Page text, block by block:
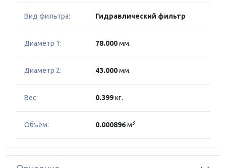
Вид фильтра: Гидравлический фильтр
Диаметр 1: 78.000мм.
Диаметр 2: 43.000мм.
Вес: 0.399кг.
Объём: 0.000896м3